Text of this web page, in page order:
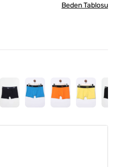
Beden Tablosu